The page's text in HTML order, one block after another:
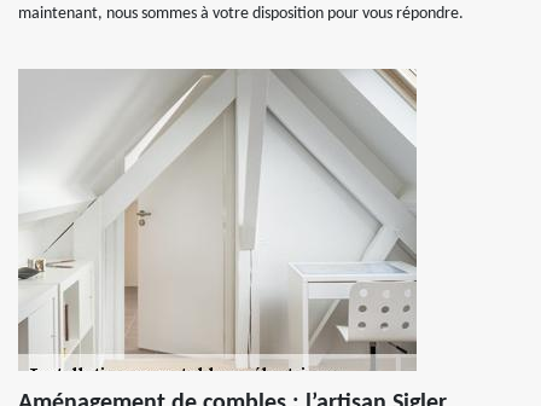
maintenant, nous sommes à votre disposition pour vous répondre.